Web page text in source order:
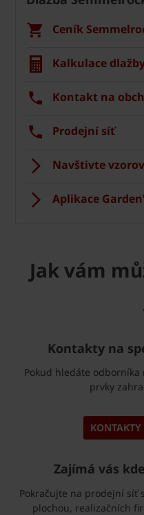
Ceník
Kalkulace
Kontakt na
Prodejní síť
Navštivte
Aplikace
Jak vám
Kontakty na
Pokud hledáte
prvky
Zajímá vás
Pokračujte na prodejní síť
plochou, realizačních